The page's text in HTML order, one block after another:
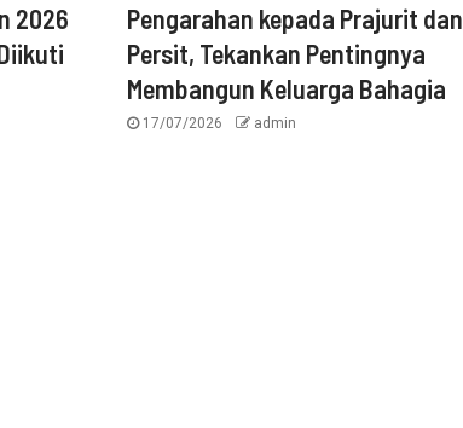
2026
Pengarahan kepada Prajurit dan
Persit, Tekankan Pentingnya
Membangun Keluarga Bahagia
17/07/2026 admin